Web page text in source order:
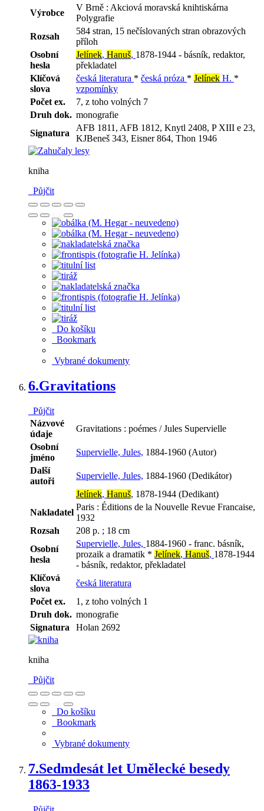
Výrobce
V Brně : Akciová moravská knihtiskárna
Polygrafie
Rozsah
584 stran, 15 nečíslovaných stran obrazových
příloh
Osobní
hesla
Jelínek, Hanuš, 1878-1944 - básník, redaktor,
překladatel
Klíčová
slova
česká literatura * česká próza * Jelínek H. *
vzpomínky
Počet ex.
7, z toho volných 7
Druh dok. monografie
Signatura
AFB 1811, AFB 1812, Knytl 2408, P XIII e 23,
KJBeneš 343, Eisner 864, Thon 1946
kniha
Půjčit
Do košíku
Bookmark
Vybrané dokumenty
6.Gravitations
Půjčit
Názvové
údaje
Gravitations : poémes / Jules Supervielle
Osobní
jméno
Supervielle, Jules, 1884-1960 (Autor)
Další
autoři
Supervielle, Jules, 1884-1960 (Dedikátor)
Jelínek, Hanuš, 1878-1944 (Dedikant)
Nakladatel
Paris : Éditions de la Nouvelle Revue Francaise,
1932
Rozsah
208 p. ; 18 cm
Osobní
hesla
Supervielle, Jules, 1884-1960 - franc. básník,
prozaik a dramatik * Jelínek, Hanuš, 1878-1944
- básník, redaktor, překladatel
Klíčová
slova
česká literatura
Počet ex.
1, z toho volných 1
Druh dok. monografie
Signatura
Holan 2692
kniha
Půjčit
Do košíku
Bookmark
Vybrané dokumenty
7.Sedmdesát let Umělecké besedy
1863-1933